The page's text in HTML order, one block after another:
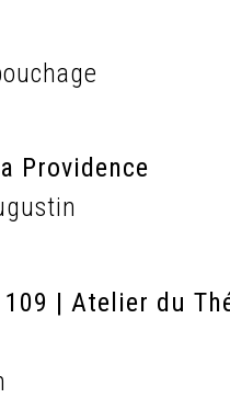
Providence
109 | Atelier du